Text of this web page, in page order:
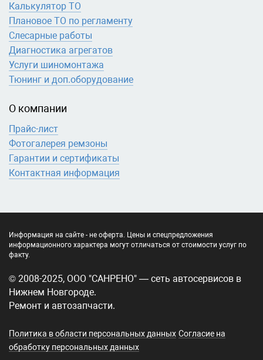
Калькулятор ТО
Плановое ТО по регламенту
Слесарные работы
Диагностика агрегатов
Услуги шиномонтажа
Тюнинг и доп.оборудование
О компании
Прайс-лист
Фотогалерея ремзоны
Гарантии и сертификаты
Контактная информация
Информация на сайте - не оферта. Цены и спецпредложения
информационного характера могут отличаться от стоимости услуг по
факту.
© 2008-2025, ООО "САНРЕНО" — сеть автосервисов в
Нижнем Новгороде.
Ремонт и автозапчасти.
Политика в области персональных данных Согласие на
обработку персональных данных